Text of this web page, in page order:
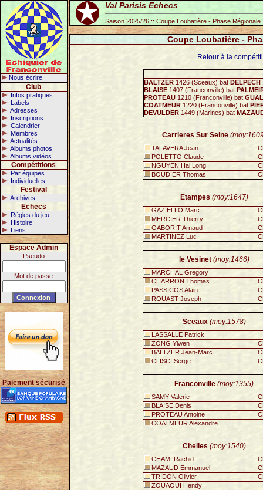
Nous écrire
Club
Infos pratiques
Labels
Adresses
Inscriptions
Calendrier
Membres
Actualités
Albums photos
Albums vidéos
Compétitions
Par équipes
Individuelles
Festival
Archives
Echecs
Règles du jeu
Histoire
Liens
Espace Admin
Pseudo
Mot de passe
Paiement sécurisé
Val Parisis Echecs
Saison 2025/26 :: Coupe Loubatière - Phase
Coupe Loubatière -
Retour à la
BALTZER 1426 (Sceaux) bat DELPECH
BLAISE 1407 (Franconville) bat
PROTEAU 1210 (Franconville) bat
COATMEUR 1220 (Franconville) bat
DEVULDER 1449 (Marines) bat
Carrieres Sur Seine
TALAVERA Jean
POLETTO Claude
NGUYEN Hai Long
BOUDIER Thomas
Etampes (moy:1647)
GAZIELLO Marc
MERCIER Thierry
GABORIT Arnaud
MARTINEZ Luc
le Vesinet (moy:1466)
MARCHAL Gregory
CHARRON Thomas
PASSICOS Alain
ROUAST Joseph
Sceaux (moy:1578)
LASSALLE Patrick
ZONG Yiwen
BALTZER Jean-Marc
CLISCI Serge
Franconville (moy:1355)
SAMY Valerie
BLAISE Denis
PROTEAU Antoine
COATMEUR Alexandre
Chelles (moy:1540)
CHAMI Rachid
MAZAUD Emmanuel
TRIDON Olivier
ZOUAOUI Hendy